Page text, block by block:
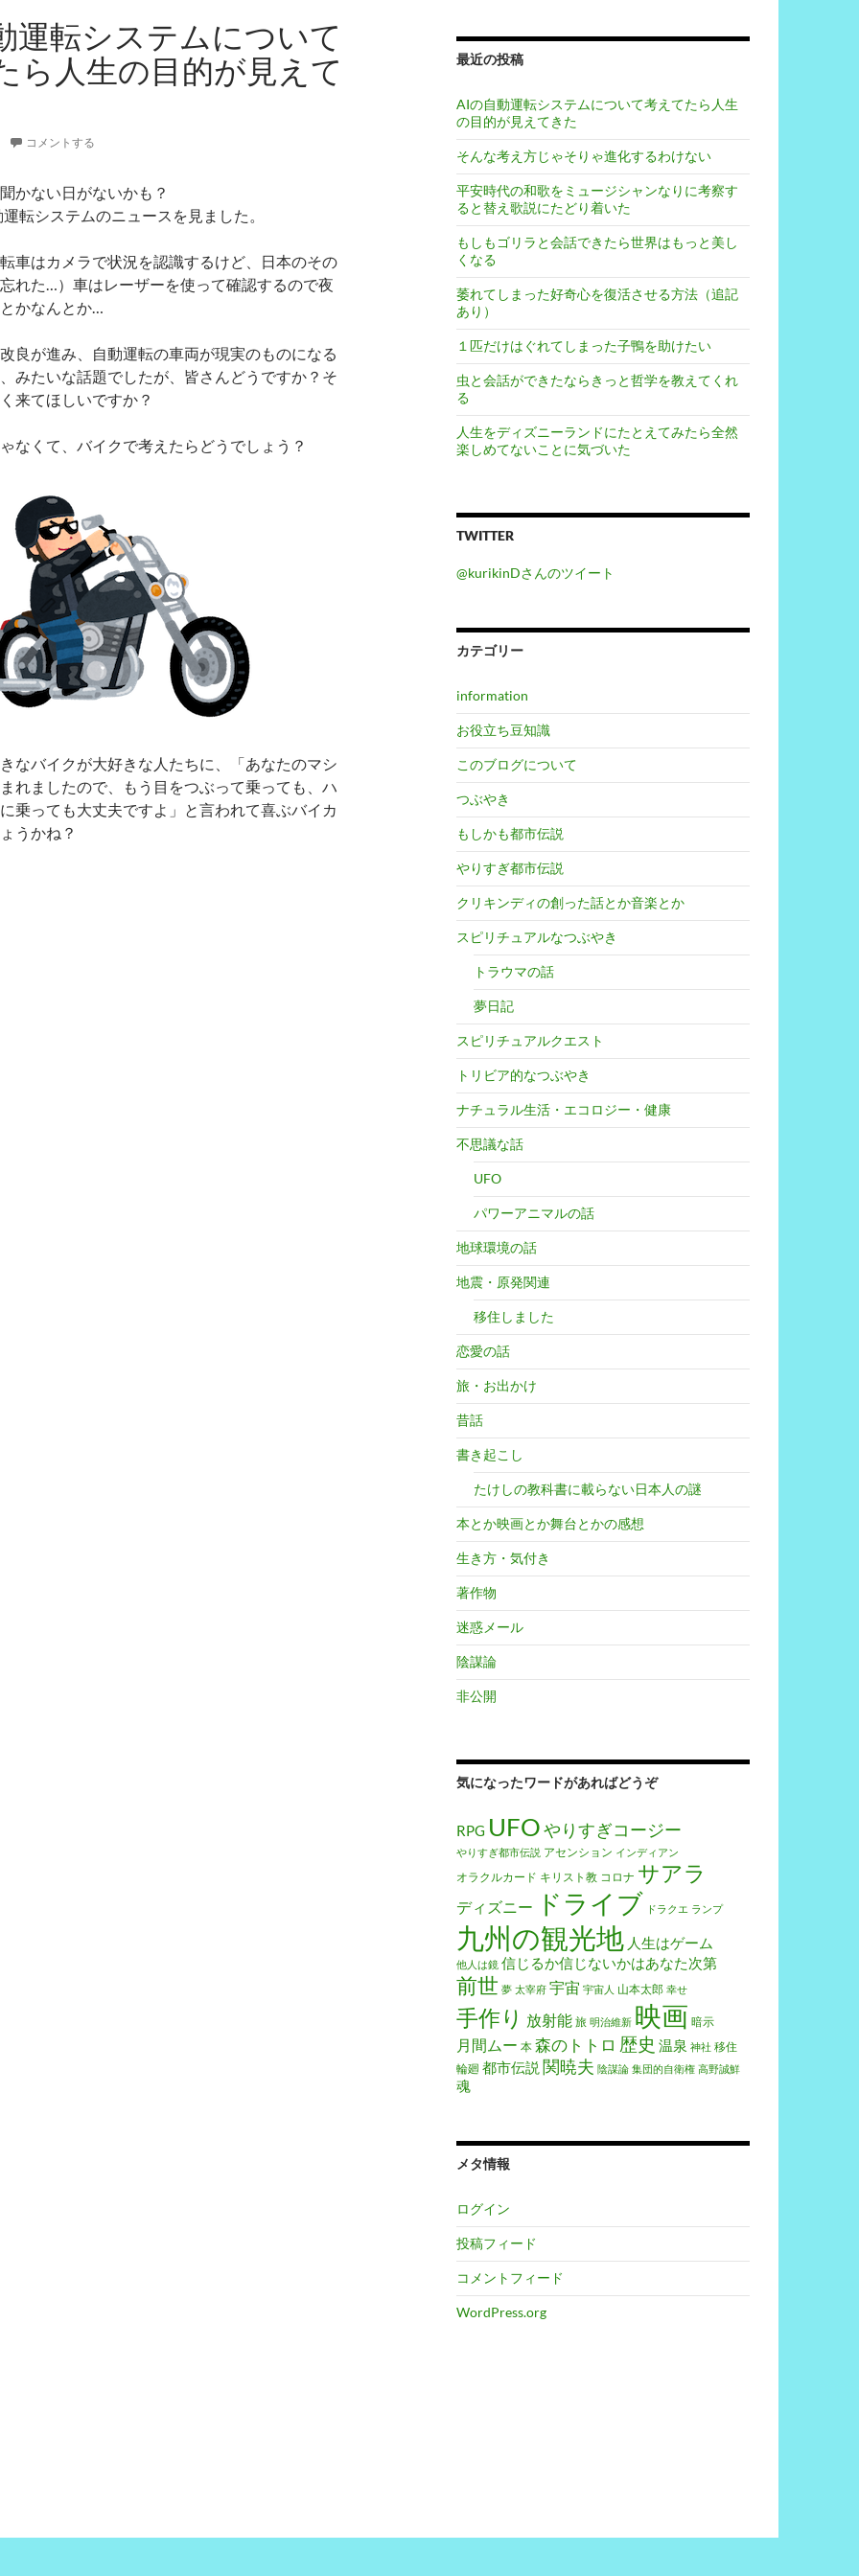
運転システムについて
ら人生の目的が見えて
コメントする
かない日がないかも？
転システムのニュースを見ました。
車はカメラで状況を認識するけど、日本のその
忘れた…）車はレーザーを使って確認するので夜
かなんとか…
良が進み、自動運転の車両が現実のものになる
みたいな話題でしたが、皆さんどうですか？そ
来てほしいですか？
なくて、バイクで考えたらどうでしょう？
なバイクが大好きな人たちに、「あなたのマシ
れましたので、もう目をつぶって乗っても、ハ
乗っても大丈夫ですよ」と言われて喜ぶバイカ
うかね？
自動運転システムについて考えてたら人生の目的が見えてきた
最近の投稿
AIの自動運転システムについて考えてたら人生
の目的が見えてきた
そんな考え方じゃそりゃ進化するわけない
平安時代の和歌をミュージシャンなりに考察す
ると替え歌説にたどり着いた
もしもゴリラと会話できたら世界はもっと美し
くなる
萎れてしまった好奇心を復活させる方法（追記
あり）
１匹だけはぐれてしまった子鴨を助けたい
虫と会話ができたならきっと哲学を教えてくれ
る
人生をディズニーランドにたとえてみたら全然
楽しめてないことに気づいた
TWITTER
@kurikinDさんのツイート
カテゴリー
information
お役立ち豆知識
このブログについて
つぶやき
もしかも都市伝説
やりすぎ都市伝説
クリキンディの創った話とか音楽とか
スピリチュアルなつぶやき
トラウマの話
夢日記
スピリチュアルクエスト
トリビア的なつぶやき
ナチュラル生活・エコロジー・健康
不思議な話
UFO
パワーアニマルの話
地球環境の話
地震・原発関連
移住しました
恋愛の話
旅・お出かけ
昔話
書き起こし
たけしの教科書に載らない日本人の謎
本とか映画とか舞台とかの感想
生き方・気付き
著作物
迷惑メール
陰謀論
非公開
気になったワードがあればどうぞ
RPG UFOやりすぎコージー
やりすぎ都市伝説 アセンション インディアン
オラクルカード キリスト教 コロナ サアラ
ディズニー ドライブ ドラクエ ランプ
九州の観光地 人生はゲーム
他人は鏡 信じるか信じないかはあなた次第
前世 夢 太宰府 宇宙 宇宙人 山本太郎 幸せ
手作り 放射能 旅 明治維新 映画 暗示
月間ムー 本 森のトトロ 歴史 温泉 神社 移住
輪廻 都市伝説 関暁夫 陰謀論 集団的自衛権 高野誠鮮
魂
メタ情報
ログイン
投稿フィード
コメントフィード
WordPress.org